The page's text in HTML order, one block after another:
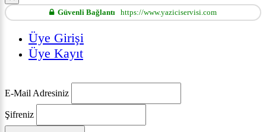
Güvenli Bağlantı https://www.yaziciservisi.com
Üye Girişi
Üye Kayıt
E-Mail Adresiniz
Şifreniz